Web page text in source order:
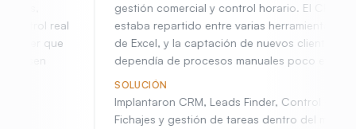
gestión comercial y control horario. El CRM
estaba repartido entre varias herramientas y hojas
de Excel, y la captación de nuevos clientes
dependía de procesos manuales poco eficientes.
Implantaron CRM, Leads Finder, Control de
Fichajes y gestión de tareas dentro del mismo